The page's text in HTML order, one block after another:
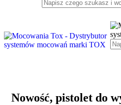
Nowość, pistolet do